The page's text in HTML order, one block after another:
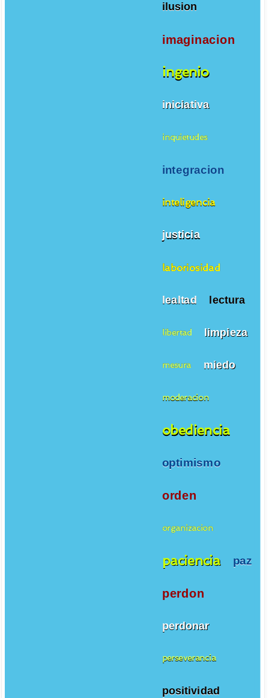
ilusion
imaginacion
ingenio
iniciativa
inquietudes
integracion
inteligencia
justicia
laboriosidad
lealtad lectura
libertad limpieza
mesura miedo
moderacion
obediencia
optimismo
orden
organizacion
paciencia paz
perdon
perdonar
perseverancia
positividad